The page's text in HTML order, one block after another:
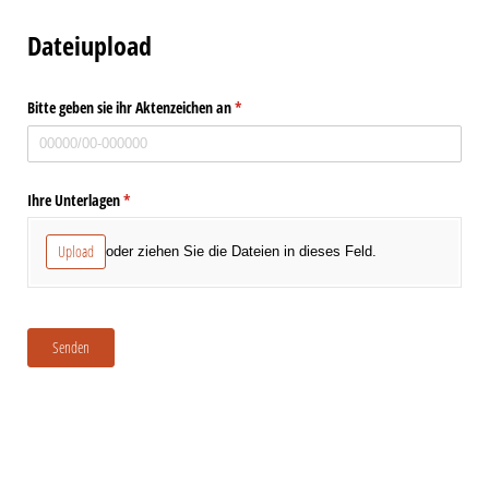
Dateiupload
Bitte geben sie ihr Aktenzeichen an*
(erforderlich)
Ihre Unterlagen*
(erforderlich)
Upload oder ziehen Sie die Dateien in dieses Feld.
Senden